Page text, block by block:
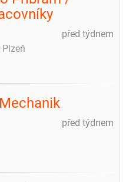
před týdnem
před týdnem